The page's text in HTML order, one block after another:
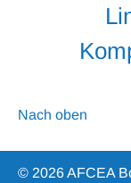
Nach oben
© 2026 AFCEA